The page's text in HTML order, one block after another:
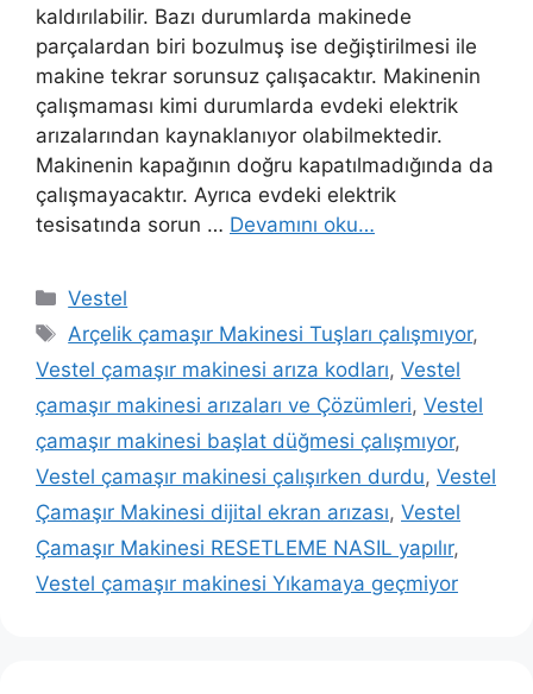
kaldırılabilir. Bazı durumlarda makinede
parçalardan biri bozulmuş ise değiştirilmesi ile
makine tekrar sorunsuz çalışacaktır. Makinenin
çalışmaması kimi durumlarda evdeki elektrik
arızalarından kaynaklanıyor olabilmektedir.
Makinenin kapağının doğru kapatılmadığında da
çalışmayacaktır. Ayrıca evdeki elektrik
tesisatında sorun … Devamını oku…
Kategoriler
Vestel
Etiketler
Arçelik çamaşır Makinesi Tuşları çalışmıyor,
Vestel çamaşır makinesi arıza kodları, Vestel
çamaşır makinesi arızaları ve Çözümleri, Vestel
çamaşır makinesi başlat düğmesi çalışmıyor,
Vestel çamaşır makinesi çalışırken durdu, Vestel
Çamaşır Makinesi dijital ekran arızası, Vestel
Çamaşır Makinesi RESETLEME NASIL yapılır,
Vestel çamaşır makinesi Yıkamaya geçmiyor